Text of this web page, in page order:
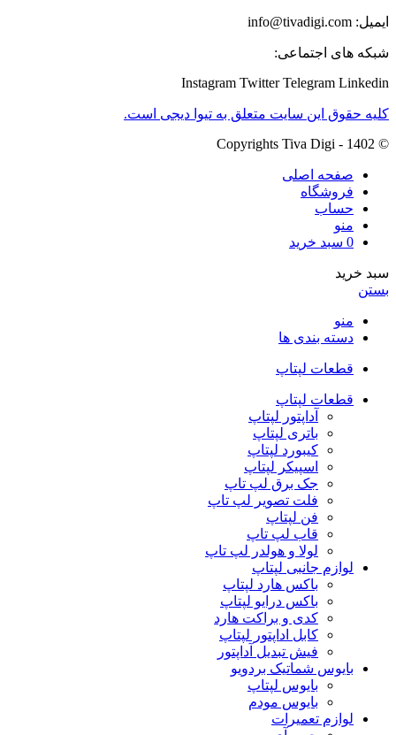
ایمیل: info@tivadigi.com
شبکه های اجتماعی:
Instagram Twitter Telegram Linkedin
کلیه حقوق این سایت متعلق به تیوا دیجی است.
© Copyrights Tiva Digi - 1402
صفحه اصلی
فروشگاه
حساب
منو
0 سبد خرید
سبد خرید
بستن
منو
دسته بندی ها
قطعات لپتاپ
قطعات لپتاپ
آداپتور لپتاپ
باتری لپتاپ
کیبورد لپتاپ
اسپیکر لپتاپ
جک برق لپ تاپ
فلت تصویر لپ تاپ
فن لپتاپ
قاب لپ تاپ
لولا و هولدر لپ تاپ
لوازم جانبی لپتاپ
باکس هارد لپتاپ
باکس درایو لپتاپ
کدی و براکت هارد
کابل اداپتور لپتاپ
فیش تبدیل آداپتور
بایوس شماتیک بردویو
بایوس لپتاپ
بایوس مودم
لوازم تعمیرات